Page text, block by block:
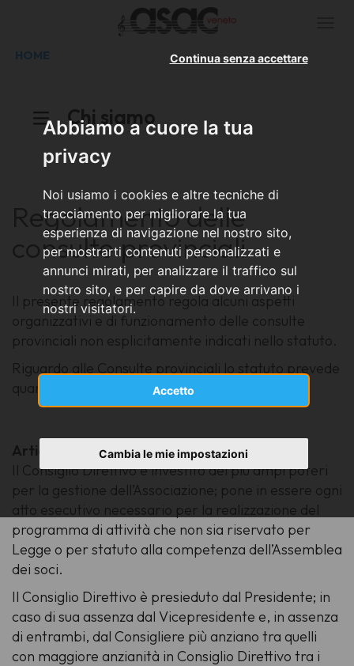
Abbiamo a cuore la tua
privacy
Noi usiamo i cookies e altre tecniche di
tracciamento per migliorare la tua
esperienza di navigazione nel nostro sito,
per mostrarti contenuti personalizzati e
annunci mirati, per analizzare il traffico sul
nostro sito, e per capire da dove arrivano i
nostri visitatori.
Accetto
Continua senza accettare
Cambia le mie impostazioni
HOME
Chi siamo
Regolamento delle
consulte provinciali
Il presente regolamento regola alcuni aspetti
organizzativi e di funzionamento delle consulte
provinciali non esplicitamente indicati nello statuto.
Riguardo alle Consulte provinciali lo statuto prevede
quanto segue:
Articolo 25
Il Consiglio Direttivo è investito dei più ampi poteri
per la gestione dell’Associazione; pone in essere ogni
atto esecutivo necessario per la realizzazione del
programma di attività che non sia riservato per
Legge o per statuto alla competenza dell’Assemblea
dei soci.
Il Consiglio Direttivo è presieduto dal Presidente; in
caso di sua assenza dal Vicepresidente e, in assenza
di entrambi, dal Consigliere più anziano tra quelli
con maggiore anzianità in Consiglio Direttivo tra i